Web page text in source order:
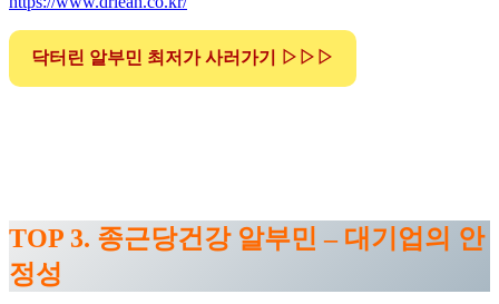
닥터린 알부민 최저가 사러가기 ▷▷▷
TOP 3. 종근당건강 알부민 – 대기업의 안
정성